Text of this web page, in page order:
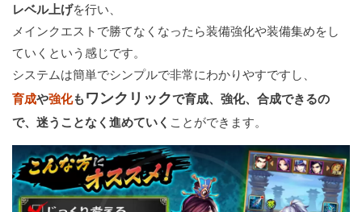
レベル上げを行い、
メインクエストで勝てなくなったら装備強化や装備集めをし
ていくという感じです。
システムは簡単でシンプルで非常にわかりやすですし、
育成や強化もワンクリックで育成、強化、合成できるの
で、迷うことなく進めていく ことができます。